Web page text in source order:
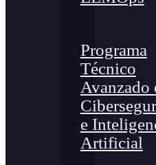
Programa
Técnico
Avanzado
e
Artificial